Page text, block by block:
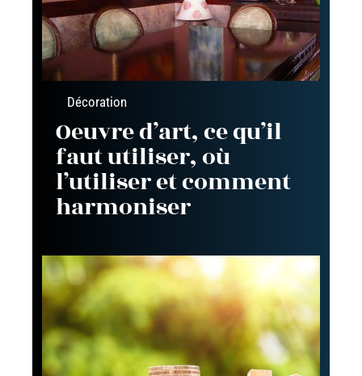
Décoration
Oeuvre d’art, ce qu’il
faut utiliser, où
l’utiliser et comment
harmoniser